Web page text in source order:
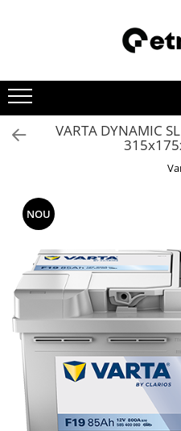
VARTA DYNAMIC
NOU